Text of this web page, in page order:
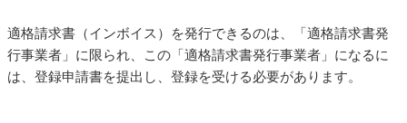
適格請求書（インボイス）を発行できるのは、「適格請求書発
行事業者」に限られ、この「適格請求書発行事業者」になるに
は、登録申請書を提出し、登録を受ける必要があります。